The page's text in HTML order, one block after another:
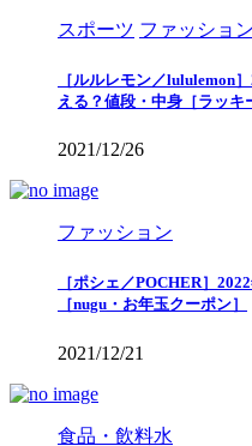
スポーツ ファッション
［ルルレモン／lululemon
える？値段・中身［ラッキ
2021/12/26
ファッション
［ポシェ／POCHER］
［nugu・お年玉クーポン］
2021/12/21
食品・飲料水